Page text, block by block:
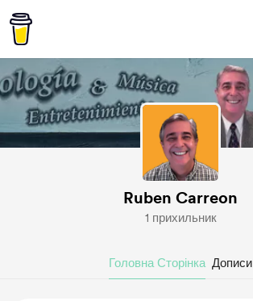
Ruben Carreon
1 прихильник
Головна Сторінка Дописи